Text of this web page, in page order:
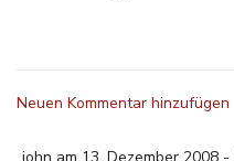
Neuen Kommentar hinzufügen